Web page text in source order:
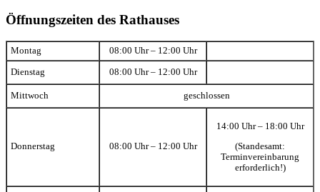
Öffnungszeiten des Rathauses
Montag 08:00 Uhr – 12:00 Uhr
Dienstag 08:00 Uhr – 12:00 Uhr
Mittwoch geschlossen
Donnerstag 08:00 Uhr – 12:00 Uhr
14:00 Uhr – 18:00 Uhr
(Standesamt:
Terminvereinbarung
erforderlich!)